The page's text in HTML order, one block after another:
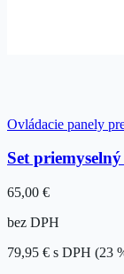
Ovládacie panely
Set
65,00 €
bez DPH
79,95 € s DPH (23